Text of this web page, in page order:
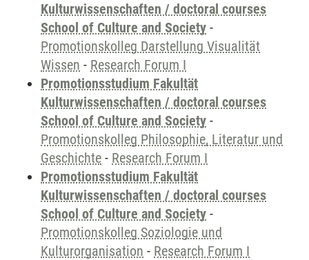
Kulturwissenschaften / doctoral courses
School of Culture and Society -
Promotionskolleg Darstellung Visualität
Wissen - Research Forum I
Promotionsstudium Fakultät
Kulturwissenschaften / doctoral courses
School of Culture and Society -
Promotionskolleg Philosophie, Literatur und
Geschichte - Research Forum I
Promotionsstudium Fakultät
Kulturwissenschaften / doctoral courses
School of Culture and Society -
Promotionskolleg Soziologie und
Kulturorganisation - Research Forum I